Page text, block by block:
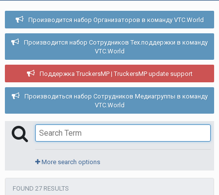
Производится набор Организаторов в команду VTC.World
Производится набор Сотрудников Тех.поддержки в команду
VTC.World
Поддержка TruckersMP | TruckersMP update support
Производиться набор Сотрудников Медиагруппы в команду
VTC.World
More search options
FOUND 27 RESULTS